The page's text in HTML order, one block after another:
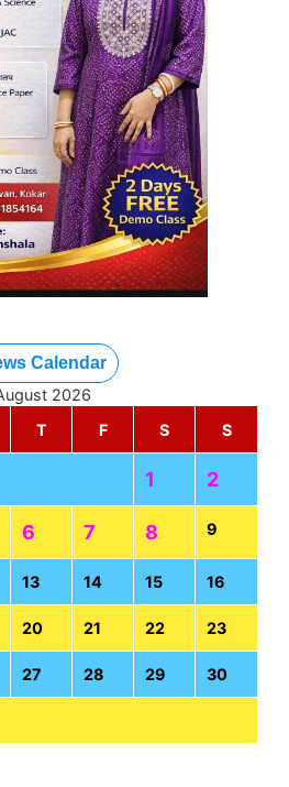
Calendar
2026
T F S S
1 2
6 7 8 9
13 14 15 16
20 21 22 23
27 28 29 30